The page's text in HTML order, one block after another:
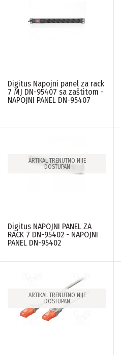
Digitus Napojni panel za rack
7 MJ DN-95407 sa zaštitom -
NAPOJNI PANEL DN-95407
ARTIKAL TRENUTNO NIJE
DOSTUPAN
Digitus NAPOJNI PANEL ZA
RACK 7 DN-95402 - NAPOJNI
PANEL DN-95402
ARTIKAL TRENUTNO NIJE
DOSTUPAN